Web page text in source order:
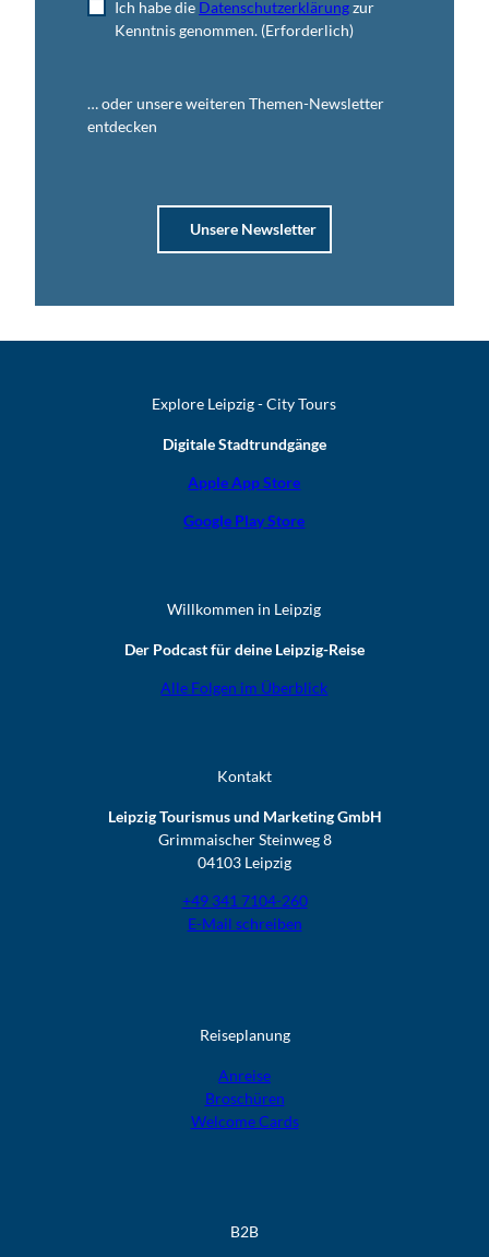
Ich habe die Datenschutzerklärungzur
Kenntnis genommen. (Erforderlich)
… oder unsere weiteren Themen-Newsletter
entdecken
Unsere Newsletter
Explore Leipzig - City Tours
Digitale Stadtrundgänge
Apple App Store
Google Play Store
Willkommen in Leipzig
Der Podcast für deine Leipzig-Reise
Alle Folgen im Überblick
Kontakt
Leipzig Tourismus und Marketing GmbH
Grimmaischer Steinweg 8
04103 Leipzig
+49 341 7104-260
E-Mail schreiben
Reiseplanung
Anreise
Broschüren
Welcome Cards​​​​​​​
B2B